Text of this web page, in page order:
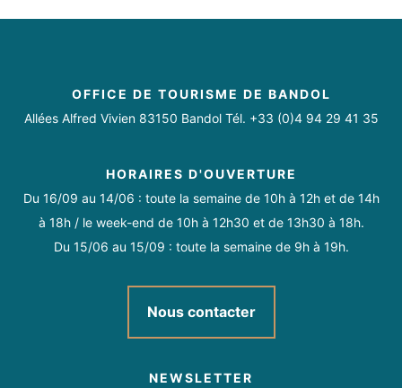
OFFICE DE TOURISME DE BANDOL
Allées Alfred Vivien 83150 Bandol Tél. +33 (0)4 94 29 41 35
HORAIRES D'OUVERTURE
Du 16/09 au 14/06 : toute la semaine de 10h à 12h et de 14h
à 18h / le week-end de 10h à 12h30 et de 13h30 à 18h.
Du 15/06 au 15/09 : toute la semaine de 9h à 19h.
Nous contacter
NEWSLETTER